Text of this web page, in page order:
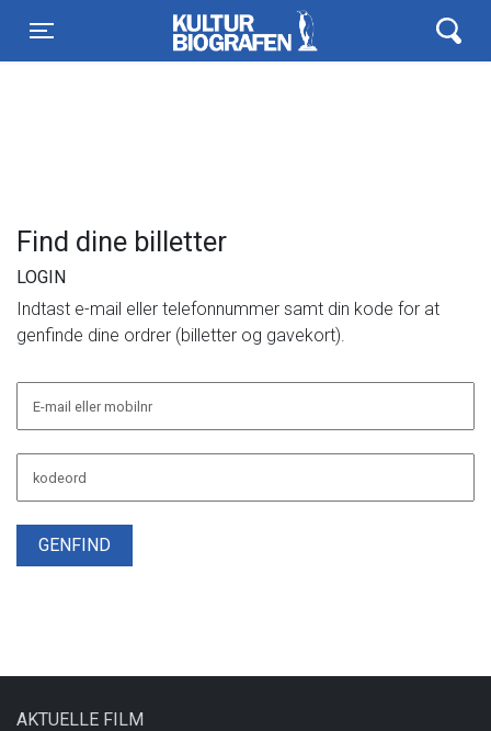
Toggle navigation
Kulturbiografen
Find dine billetter
LOGIN
Indtast e-mail eller telefonnummer samt din kode for at
genfinde dine ordrer (billetter og gavekort).
E-mail eller mobilnr
kodeord
GENFIND
AKTUELLE FILM